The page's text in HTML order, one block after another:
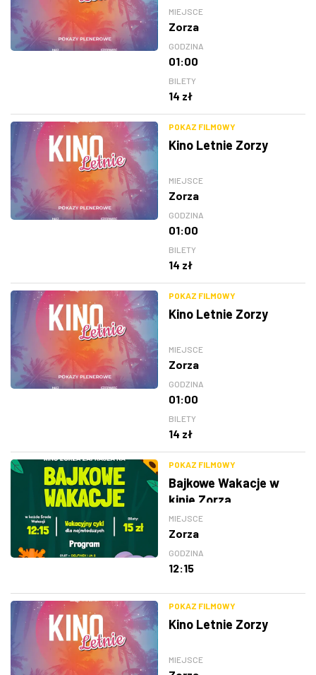
MIEJSCE
Zorza
GODZINA
01:00
BILETY
14 zł
POKAZ FILMOWY
Kino Letnie Zorzy
MIEJSCE
Zorza
GODZINA
01:00
BILETY
14 zł
POKAZ FILMOWY
Kino Letnie Zorzy
MIEJSCE
Zorza
GODZINA
01:00
BILETY
14 zł
POKAZ FILMOWY
Bajkowe Wakacje w
kinie Zorza
MIEJSCE
Zorza
GODZINA
12:15
POKAZ FILMOWY
Kino Letnie Zorzy
MIEJSCE